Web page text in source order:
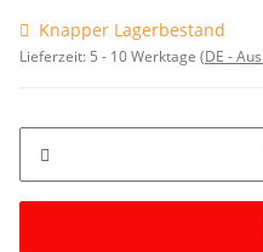
Knapper Lagerbestand
Lieferzeit: 5 - 10 Werktage (DE -